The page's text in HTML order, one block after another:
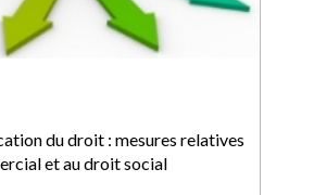
du droit : mesures relatives
et au droit social